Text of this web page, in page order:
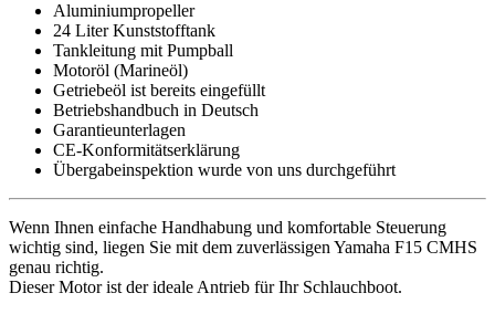
Aluminiumpropeller
24 Liter Kunststofftank
Tankleitung mit Pumpball
Motoröl (Marineöl)
Getriebeöl ist bereits eingefüllt
Betriebshandbuch in Deutsch
Garantieunterlagen
CE-Konformitätserklärung
Übergabeinspektion wurde von uns durchgeführt
Wenn Ihnen einfache Handhabung und komfortable Steuerung
wichtig sind, liegen Sie mit dem zuverlässigen Yamaha F15 CMHS
genau richtig.
Dieser Motor ist der ideale Antrieb für Ihr Schlauchboot.